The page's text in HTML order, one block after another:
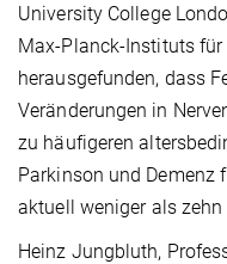
University College
Max-Planck-Instituts
herausgefunden, dass
Veränderungen in
zu häufigeren
Parkinson und Demenz
aktuell weniger als
Heinz Jungbluth,